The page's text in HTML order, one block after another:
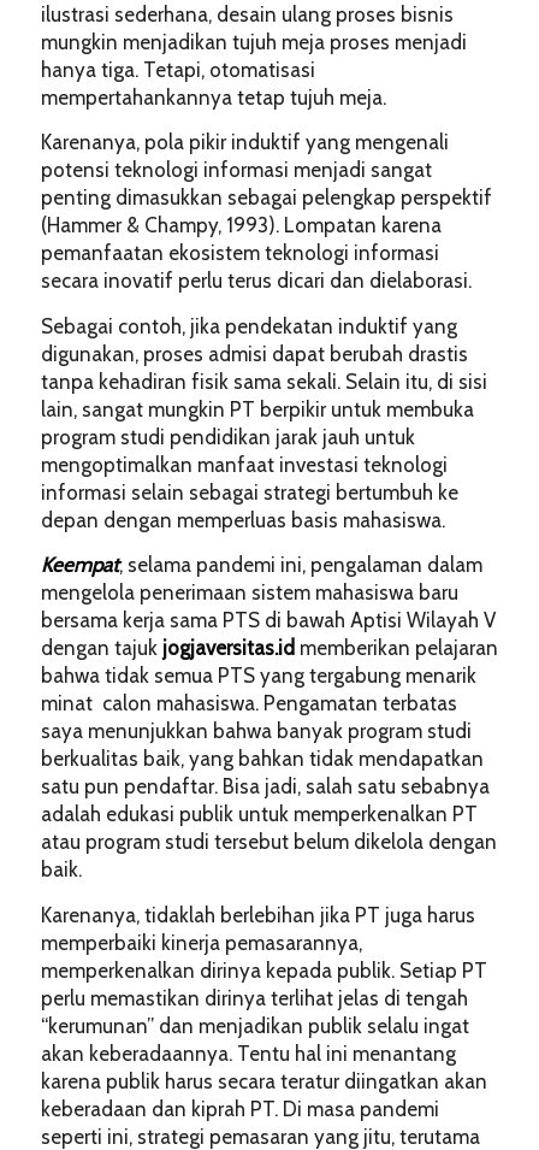
ilustrasi sederhana, desain ulang proses bisnis
mungkin menjadikan tujuh meja proses menjadi
hanya tiga. Tetapi, otomatisasi
mempertahankannya tetap tujuh meja.
Karenanya, pola pikir induktif yang mengenali
potensi teknologi informasi menjadi sangat
penting dimasukkan sebagai pelengkap perspektif
(Hammer & Champy, 1993). Lompatan karena
pemanfaatan ekosistem teknologi informasi
secara inovatif perlu terus dicari dan dielaborasi.
Sebagai contoh, jika pendekatan induktif yang
digunakan, proses admisi dapat berubah drastis
tanpa kehadiran fisik sama sekali. Selain itu, di sisi
lain, sangat mungkin PT berpikir untuk membuka
program studi pendidikan jarak jauh untuk
mengoptimalkan manfaat investasi teknologi
informasi selain sebagai strategi bertumbuh ke
depan dengan memperluas basis mahasiswa.
Keempat, selama pandemi ini, pengalaman dalam
mengelola penerimaan sistem mahasiswa baru
bersama kerja sama PTS di bawah Aptisi Wilayah V
dengan tajuk jogjaversitas.id memberikan pelajaran
bahwa tidak semua PTS yang tergabung menarik
minat calon mahasiswa. Pengamatan terbatas
saya menunjukkan bahwa banyak program studi
berkualitas baik, yang bahkan tidak mendapatkan
satu pun pendaftar. Bisa jadi, salah satu sebabnya
adalah edukasi publik untuk memperkenalkan PT
atau program studi tersebut belum dikelola dengan
baik.
Karenanya, tidaklah berlebihan jika PT juga harus
memperbaiki kinerja pemasarannya,
memperkenalkan dirinya kepada publik. Setiap PT
perlu memastikan dirinya terlihat jelas di tengah
“kerumunan” dan menjadikan publik selalu ingat
akan keberadaannya. Tentu hal ini menantang
karena publik harus secara teratur diingatkan akan
keberadaan dan kiprah PT. Di masa pandemi
seperti ini, strategi pemasaran yang jitu, terutama